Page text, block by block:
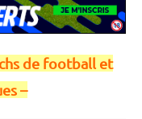
de football et
–